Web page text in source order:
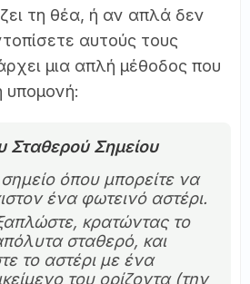
τη θέα, ή αν απλά δεν
αυτούς τους
μια απλή μέθοδος που
υπομονή:
Σταθερού Σημείου
όπου μπορείτε να
ένα φωτεινό αστέρι.
κρατώντας το
σταθερό, και
το αστέρι με ένα
του ορίζοντα (την